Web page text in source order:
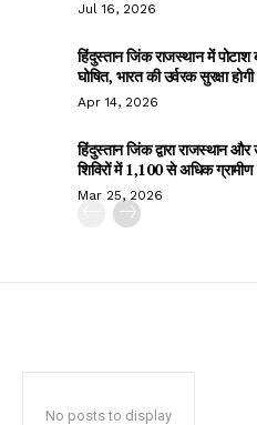
Jul 16, 2026
हिंदुस्तान जिंक राजस्थान में
घोषित, भारत की उर्वरक सुरक्षा
Apr 14, 2026
हिंदुस्तान जिंक द्वारा राजस्थान
शिविरों में 1,100 से अधिक ग्रामीण
Mar 25, 2026
No posts to display